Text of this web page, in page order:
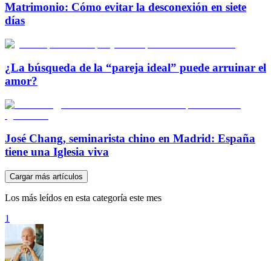
Matrimonio: Cómo evitar la desconexión en siete
días
¿La búsqueda de la “pareja ideal” puede arruinar el
amor?
José Chang, seminarista chino en Madrid: España
tiene una Iglesia viva
Cargar más artículos
Los más leídos en esta categoría este mes
1